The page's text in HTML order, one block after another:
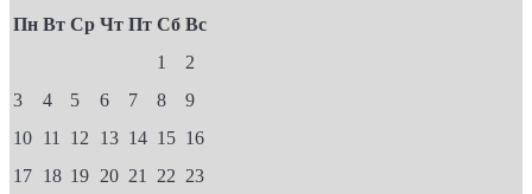
Пн Вт Ср Чт Пт Сб Вс
1
2
3
4 5 6 7 8
9
10 11 12 13 14 15 16
17 18 19 20 21 22 23